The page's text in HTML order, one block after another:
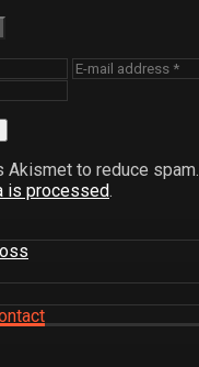
Akismet to reduce spam.
is processed.